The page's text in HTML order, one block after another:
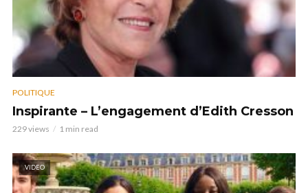
POLITIQUE
Inspirante – L’engagement d’Edith Cresson
229 views 1 min read
VIDEO